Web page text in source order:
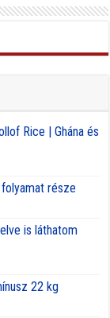
Rice | Ghána és
része
is láthatom
22 kg